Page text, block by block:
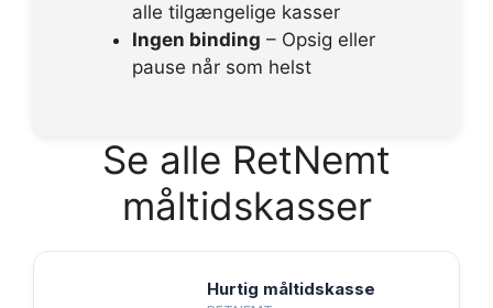
alle tilgængelige kasser
Ingen binding – Opsig eller
pause når som helst
Se alle RetNemt
måltidskasser
Hurtig måltidskasse